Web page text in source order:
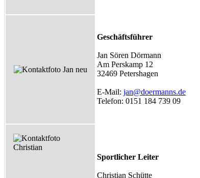
Geschäftsführer
Jan Sören Dörmann
Am Perskamp 12
32469 Petershagen
E-Mail: jan@doermanns.de
Telefon: 0151 184 739 09
Sportlicher Leiter
Christian Schütte